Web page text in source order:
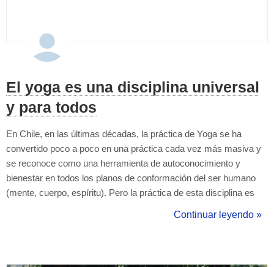
El yoga es una disciplina universal
y para todos
En Chile, en las últimas décadas, la práctica de Yoga se ha
convertido poco a poco en una práctica cada vez más masiva y
se reconoce como una herramienta de autoconocimiento y
bienestar en todos los planos de conformación del ser humano
(mente, cuerpo, espíritu). Pero la práctica de esta disciplina es
universal En una sociedad separada por clases sociales, por
Continuar leyendo »